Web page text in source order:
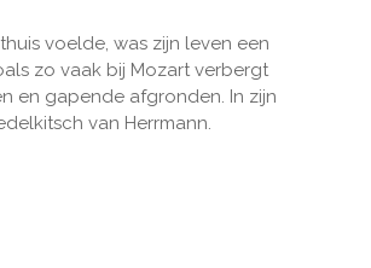
voelde, was zijn leven een
zo vaak bij Mozart verbergt
en gapende afgronden. In zijn
van Herrmann.